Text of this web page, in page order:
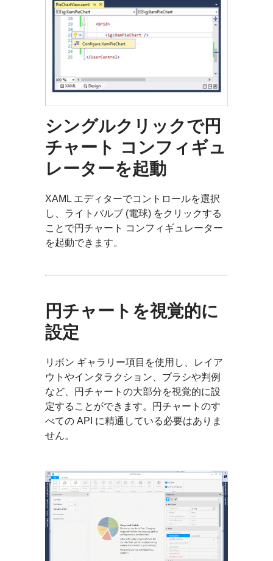
シングルクリックで円
チャート コンフィギュ
レーターを起動
XAML エディターでコントロールを選択
し、ライトバルブ (電球) をクリックする
ことで円チャート コンフィギュレーター
を起動できます。
円チャートを視覚的に
設定
リボン ギャラリー項目を使用し、レイア
ウトやインタラクション、ブラシや判例
など、円チャートの大部分を視覚的に設
定することができます。円チャートのす
べての API に精通している必要はありま
せん。